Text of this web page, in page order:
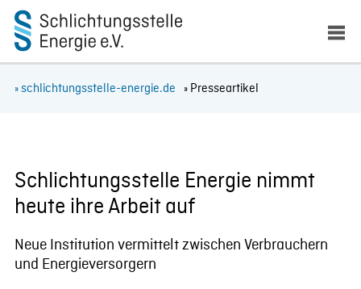
» schlichtungsstelle-energie.de » Presseartikel
Schlichtungsstelle Energie nimmt
heute ihre Arbeit auf
Neue Institution vermittelt zwischen Verbrauchern
und Energieversorgern